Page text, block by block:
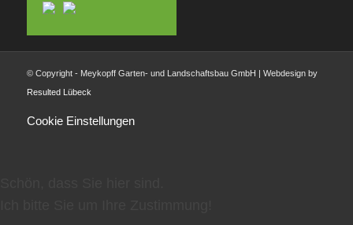
© Copyright - Meykopff Garten- und Landschaftsbau GmbH | Webdesign by
Resulted Lübeck
Cookie Einstellungen